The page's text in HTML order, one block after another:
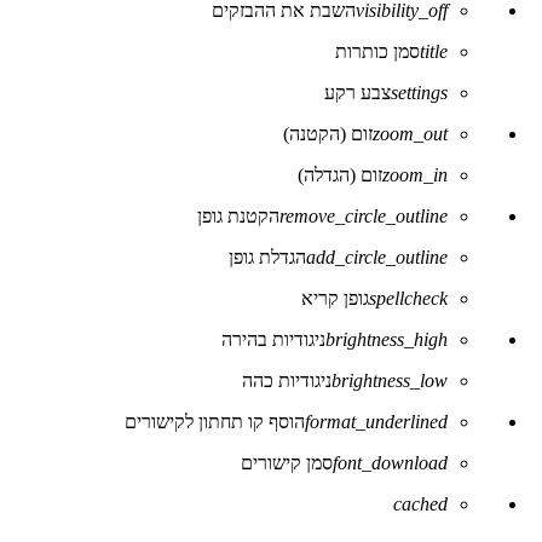
של
visibility_offהשבת את ההבזקים
titleסמן כותרות
settingsצבע רקע
zoom_outזום (הקטנה)
zoom_inזום (הגדלה)
remove_circle_outlineהקטנת גופן
add_circle_outlineהגדלת גופן
spellcheckגופן קריא
brightness_highניגודיות בהירה
brightness_lowניגודיות כהה
format_underlinedהוסף קו תחתון לקישורים
font_downloadסמן קישורים
לאפס
cached